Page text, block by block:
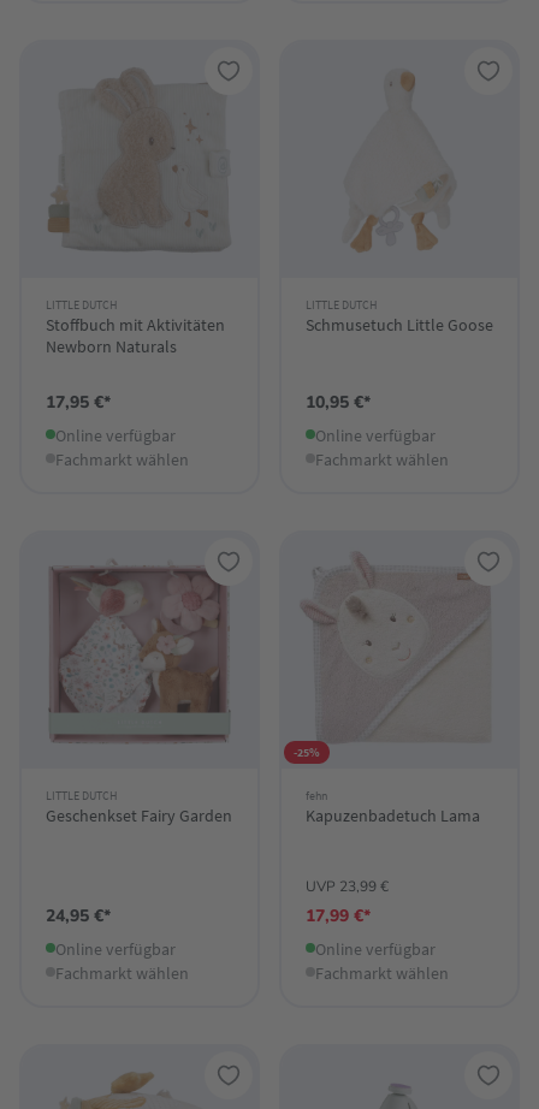
LITTLE DUTCH
Stoffbuch mit Aktivitäten
Newborn Naturals
17,95 €*
Online verfügbar
Fachmarkt wählen
LITTLE DUTCH
Schmusetuch Little Goose
10,95 €*
Online verfügbar
Fachmarkt wählen
LITTLE DUTCH
Geschenkset Fairy Garden
24,95 €*
Online verfügbar
Fachmarkt wählen
-25%
fehn
Kapuzenbadetuch Lama
UVP 23,99 €
17,99 €*
Online verfügbar
Fachmarkt wählen